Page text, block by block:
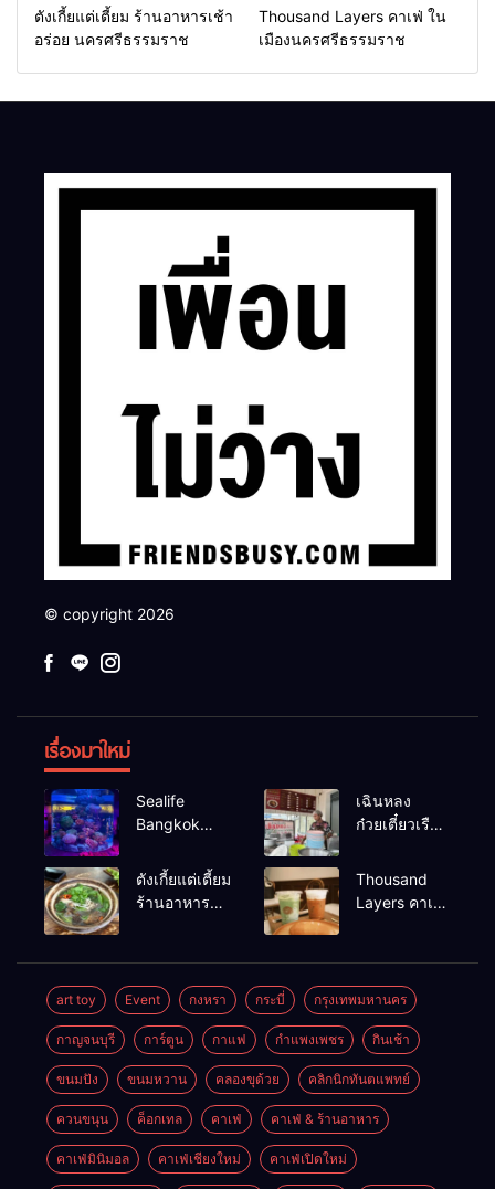
ตังเกี้ยแต่เตี้ยม ร้านอาหารเช้า
อร่อย นครศรีธรรมราช
Thousand Layers คาเฟ่ ใน
เมืองนครศรีธรรมราช
© copyright 2026
เรื่องมาใหม่
Sealife
Bangkok
แบงค์คอก
เฉินหลง
ก๋วยเตี๋ยวเรือ
อร่อยร้านดัง
หาดใหญ่
ตังเกี้ยแต่เตี้ยม
ร้านอาหาร
Thousand
Layers คาเฟ่
art toy Event กงหรา กระบี่ กรุงเทพมหานคร
กาญจนบุรี การ์ตูน กาแฟ กำแพงเพชร กินเช้า
ขนมปัง ขนมหวาน คลองขุด้วย คลิกนิกทันตแพทย์
ควนขนุน ค็อกเทล คาเฟ่ คาเฟ่ & ร้านอาหาร
คาเฟ่มินิมอล คาเฟ่เชียงใหม่ คาเฟ่เปิดใหม่